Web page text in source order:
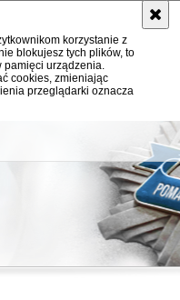
korzystanie z
blokujesz tych plików, to
pamięci urządzenia.
cookies, zmieniając
przeglądarki oznacza